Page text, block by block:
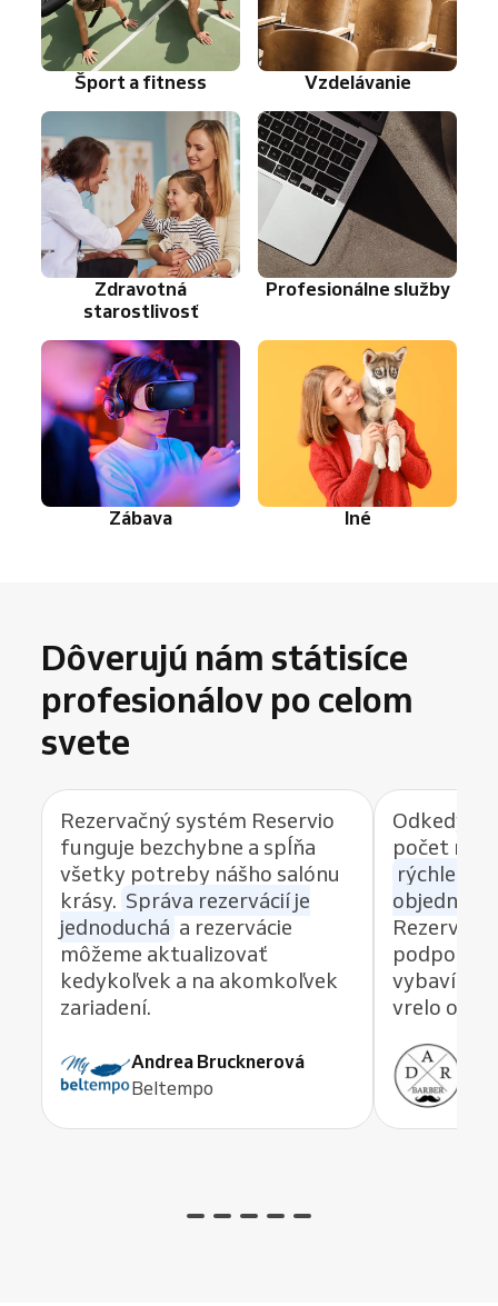
Šport a fitness Vzdelávanie
Zdravotná
starostlivosť
Profesionálne služby
Zábava Iné
Dôverujú nám státisíce
profesionálov po celom
svete
Rezervačný systém Reservio
funguje bezchybne a spĺňa
všetky potreby nášho salónu
krásy. Správa rezervácií je
jednoduchá a rezervácie
môžeme aktualizovať
kedykoľvek a na akomkoľvek
zariadení.
Andrea Brucknerová
Beltempo
Odkedy
počet
rýchlemu
podpory,
vybaví
vrelo